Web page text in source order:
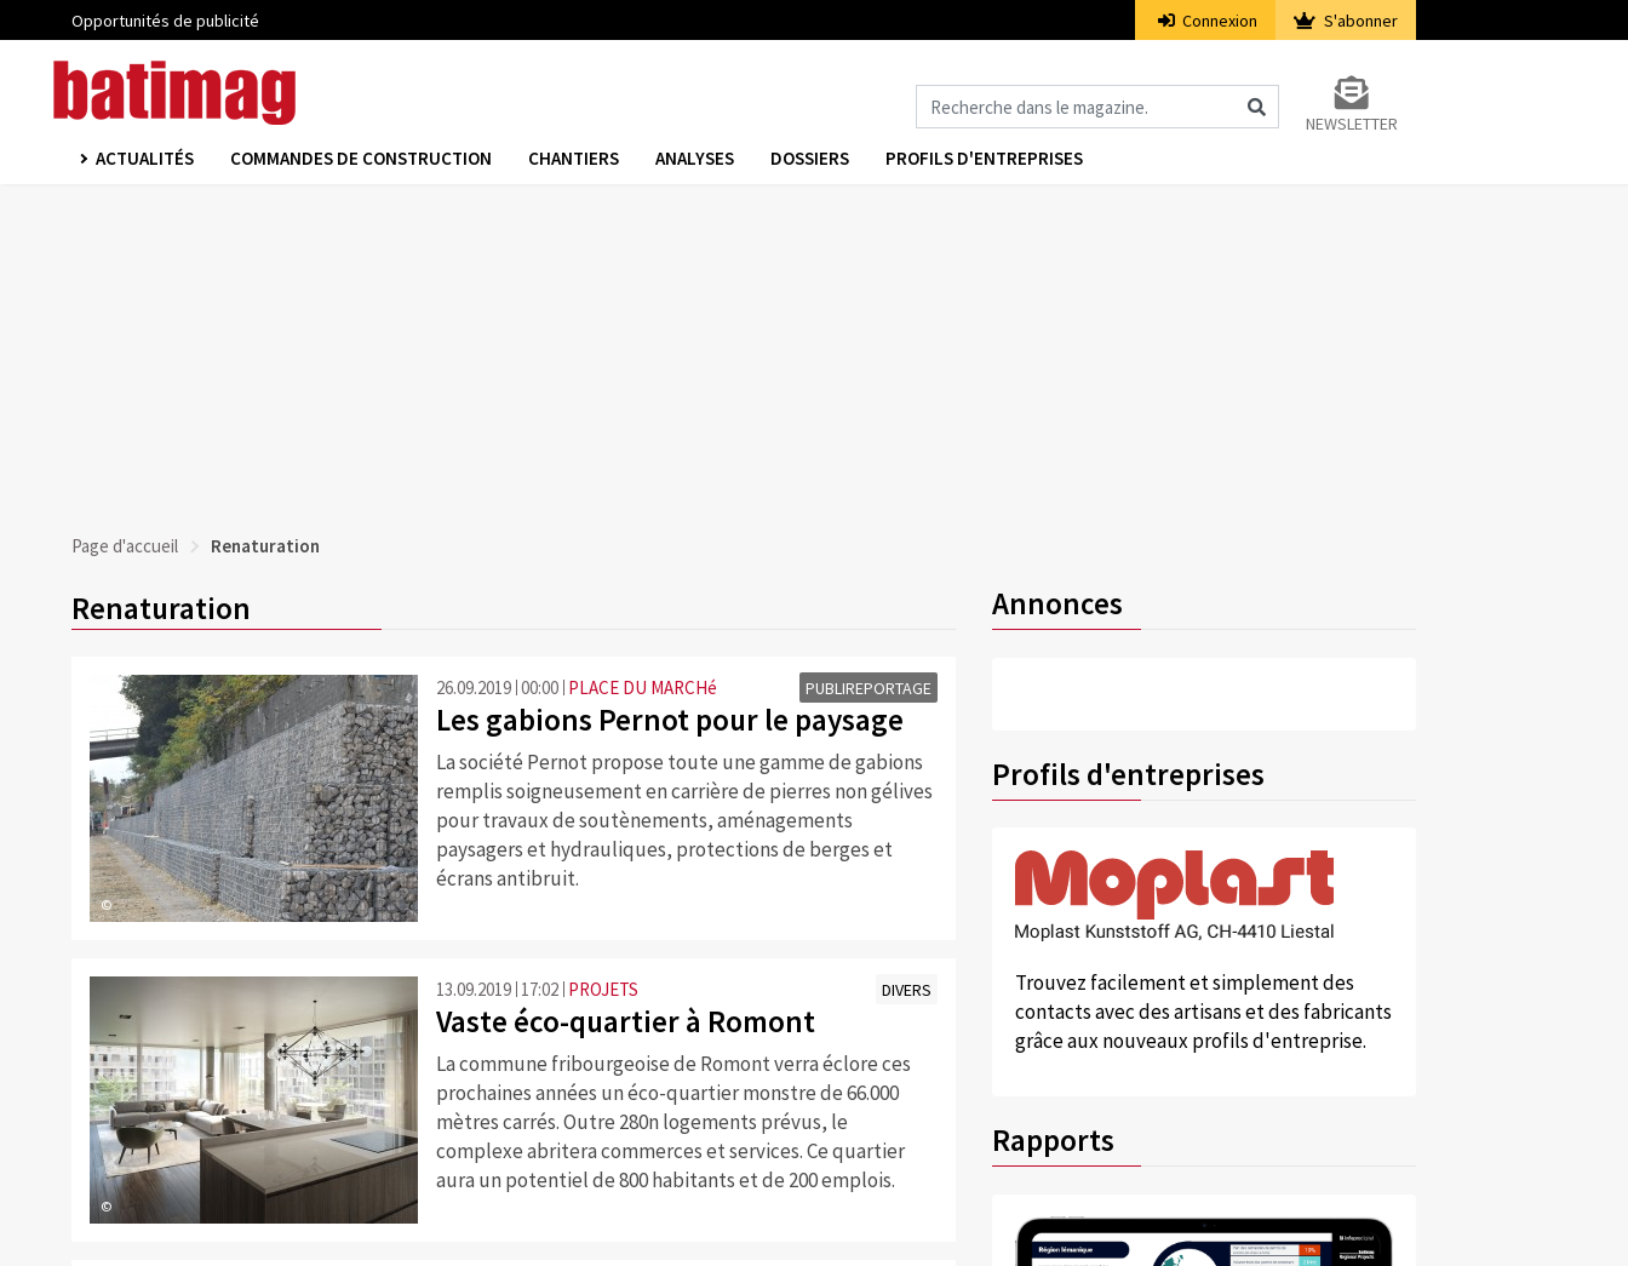
Opportunités de publicité Connexion S'abonner
NEWSLETTER
ACTUALITÉS COMMANDES DE CONSTRUCTION CHANTIERS ANALYSES DOSSIERS PROFILS D'ENTREPRISES
Page d'accueil Renaturation
Renaturation
©
26.09.2019 00:00 PLACE DU MARCHé PUBLIREPORTAGE
Les gabions Pernot pour le paysage
La société Pernot propose toute une gamme de gabions
remplis soigneusement en carrière de pierres non gélives
pour travaux de soutènements, aménagements
paysagers et hydrauliques, protections de berges et
écrans antibruit.
©
13.09.2019 17:02 PROJETS DIVERS
Vaste éco-quartier à Romont
La commune fribourgeoise de Romont verra éclore ces
prochaines années un éco-quartier monstre de 66.000
mètres carrés. Outre 280n logements prévus, le
complexe abritera commerces et services. Ce quartier
aura un potentiel de 800 habitants et de 200 emplois.
Annonces
Profils d'entreprises
Trouvez facilement et simplement des
contacts avec des artisans et des fabricants
grâce aux nouveaux profils d'entreprise.
Rapports